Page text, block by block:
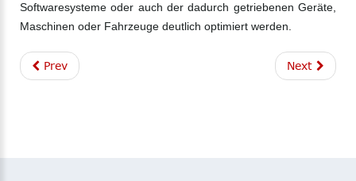
Softwaresysteme oder auch der dadurch getriebenen Geräte,
Maschinen oder Fahrzeuge deutlich optimiert werden.
Prev Next